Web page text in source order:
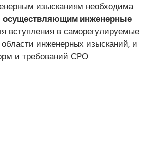
изысканиям необходима
осуществляющим инженерные
вступления в саморегулируемые
инженерных изысканий, и
и требований СРО